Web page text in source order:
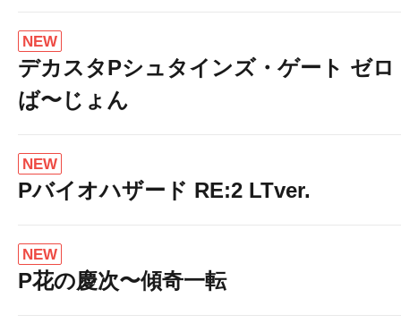
NEW
デカスタPシュタインズ・ゲート ゼ
ば〜じょん
NEW
Pバイオハザード RE:2 LTver.
NEW
P花の慶次〜傾奇一転